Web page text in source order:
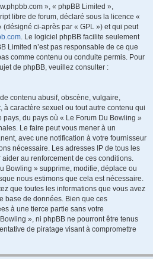
», « phpBB Limited »,
libre de forum, déclaré sous la licence «
(désigné ci-après par « GPL ») et qui peut
. Le logiciel phpBB facilite seulement
Limited n’est pas responsable de ce que
comme contenu ou conduite permis. Pour
de phpBB, veuillez consulter :
contenu abusif, obscène, vulgaire,
à caractère sexuel ou tout autre contenu qui
du pays où « Le Forum Du Bowling »
Le faire peut vous mener à un
avec une notification à votre fournisseur
nécessaire. Les adresses IP de tous les
au renforcement de ces conditions.
Bowling » supprime, modifie, déplace ou
nous estimons que cela est nécessaire.
que toutes les informations que vous avez
base de données. Bien que ces
à une tierce partie sans votre
», ni phpBB ne pourront être tenus
de piratage visant à compromettre